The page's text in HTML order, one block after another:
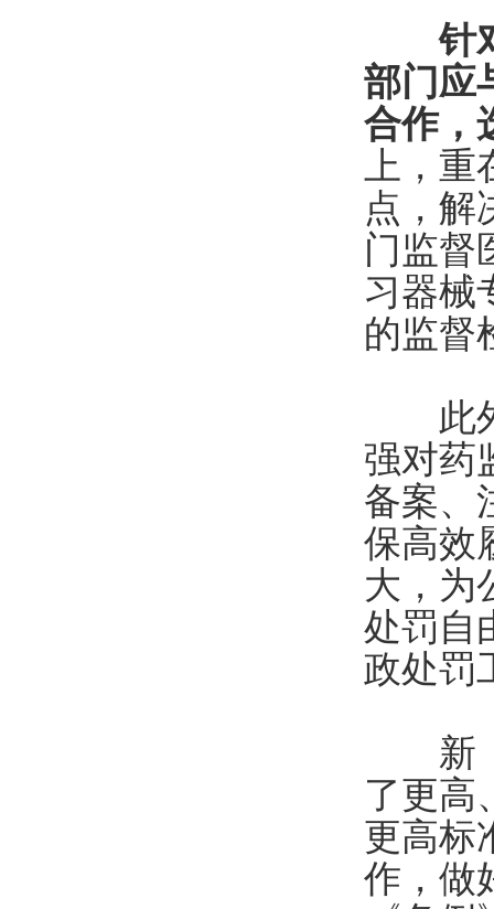
针
部门应
合作，
上，
点，解
门监督
习器械
的监督
此外
强对药
备案、
保高效
大，为
处罚自
政处罚
新《
了更高
更高标
作，做